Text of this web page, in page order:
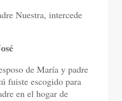
Nuestra, intercede
de María y padre
fuiste escogido para
en el hogar de